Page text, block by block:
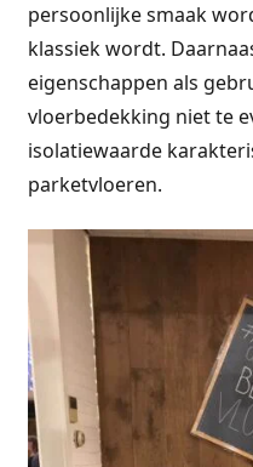
persoonlijke smaak
klassiek wordt.
eigenschappen als
vloerbedekking niet te
isolatiewaarde
parketvloeren.